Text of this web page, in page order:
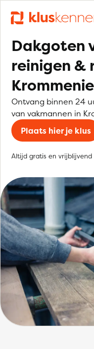
Dakgoten
reinigen &
Krommenie
Ontvang binnen 24
van vakmannen in
Plaats hier je klus
Altijd gratis en vrijblijvend